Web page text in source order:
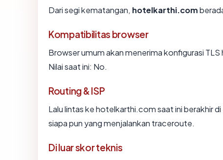
Dari segi kematangan, hotelkarthi.com
Kompatibilitas browser
Browser umum akan menerima konfigurasi
Nilai saat ini: No.
Routing & ISP
Lalu lintas ke hotelkarthi.com saat ini berakhir
siapa pun yang menjalankan traceroute.
Di luar skor teknis